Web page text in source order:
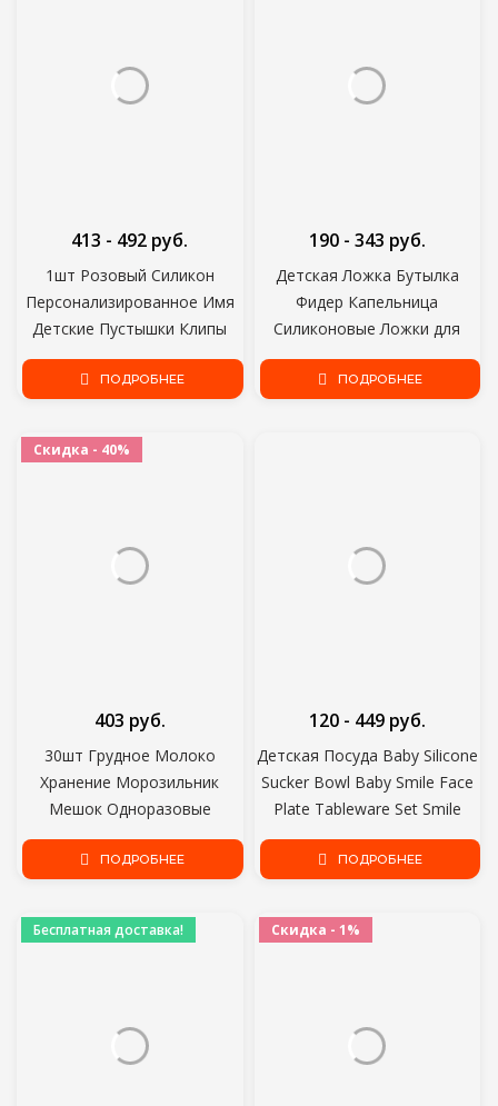
1шт Розовый Силикон
Персонализированное Имя
Детские Пустышки Клипы
Крючком Бусины
Силиконовая Корона
Держатель Baby Shower
Подарок
413 - 492 руб.
ПОДРОБНЕЕ
Детская Ложка Бутылка
Фидер Капельница
Силиконовые Ложки для
Кормления Медицины Дети
Малыш Столовые Приборы
190 - 343 руб.
ПОДРОБНЕЕ
Скидка - 40%
30шт Грудное Молоко
Хранение Морозильник
Мешок Одноразовые
Этикетки Безопасное
Хранение Детского Питания
Хранение
403 руб.
ПОДРОБНЕЕ
Детская Посуда Baby Silicone
Sucker Bowl Baby Smile Face
Plate Tableware Set Smile
Face Baby Tableware Set Kids
Plate
120 - 449 руб.
ПОДРОБНЕЕ
Бесплатная доставка! Скидка - 1%